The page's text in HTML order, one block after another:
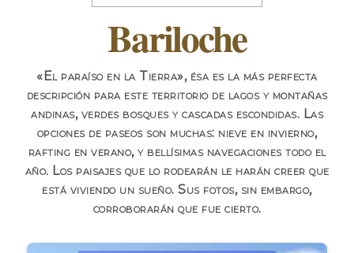
Bariloche
«El paraíso en la Tierra», ésa es la más perfecta
descripción para este territorio de lagos y montañas
andinas, verdes bosques y cascadas escondidas. Las
opciones de paseos son muchas: nieve en invierno,
rafting en verano, y bellísimas navegaciones todo el
año. Los paisajes que lo rodearán le harán creer que
está viviendo un sueño. Sus fotos, sin embargo,
corroborarán que fue cierto.